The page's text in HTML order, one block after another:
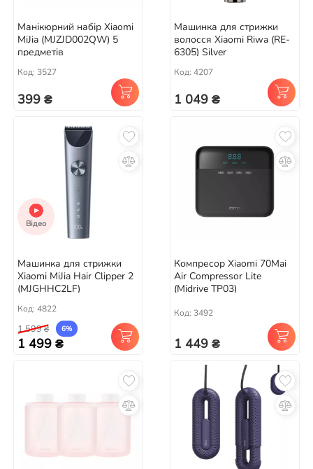
Манікюрний набір Xiaomi
MiJia (MJZJD002QW) 5
предметів
Код: 3527
399 ₴
Машинка для стрижки
волосся Xiaomi Riwa (RE-
6305) Silver
Код: 4207
1 049 ₴
Відео
Машинка для стрижки
Xiaomi MiJia Hair Clipper 2
(MJGHHC2LF)
Код: 4822
1 599 ₴ 6%
1 499 ₴
Компресор Xiaomi 70Mai
Air Compressor Lite
(Midrive TP03)
Код: 3492
1 449 ₴